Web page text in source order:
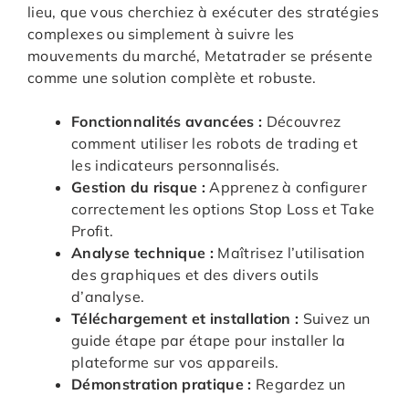
lieu, que vous cherchiez à exécuter des stratégies
complexes ou simplement à suivre les
mouvements du marché, Metatrader se présente
comme une solution complète et robuste.
Fonctionnalités avancées : Découvrez
comment utiliser les robots de trading et
les indicateurs personnalisés.
Gestion du risque : Apprenez à configurer
correctement les options Stop Loss et Take
Profit.
Analyse technique : Maîtrisez l’utilisation
des graphiques et des divers outils
d’analyse.
Téléchargement et installation : Suivez un
guide étape par étape pour installer la
plateforme sur vos appareils.
Démonstration pratique : Regardez un